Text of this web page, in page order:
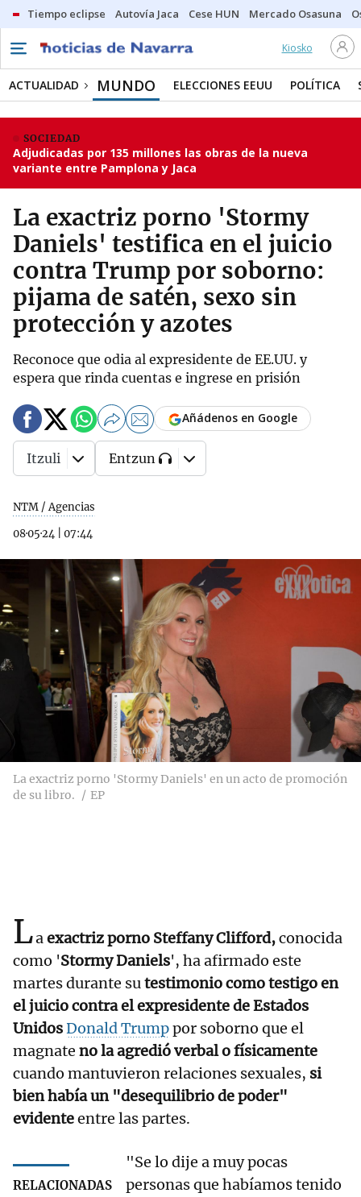
Tiempo eclipse Autovía Jaca Cese HUN Mercado Osasuna
Kiosko
ACTUALIDAD MUNDO ELECCIONES EEUU POLÍTICA
SOCIEDAD
Adjudicadas por 135 millones las obras de la nueva
variante entre Pamplona y Jaca
La exactriz porno 'Stormy
Daniels' testifica en el juicio
contra Trump por soborno:
pijama de satén, sexo sin
protección y azotes
Reconoce que odia al expresidente de EE.UU. y
espera que rinda cuentas e ingrese en prisión
NTM / Agencias
08·05·24
07:44
Añádenos en Google
Itzuli Entzun
La exactriz porno 'Stormy Daniels' en un acto de promoción
de su libro.
EP
Laexactriz porno Steffany Clifford,conocida
como 'Stormy Daniels', ha afirmado este
martes durante sutestimonio como testigo en
el juicio contra el expresidente de Estados
UnidosDonald Trumppor soborno que el
magnate no la agredió verbal o físicamente
cuando mantuvieron relaciones sexuales, si
bien había un "desequilibrio de poder"
evidenteentre las partes.
RELACIONADAS
"Se lo dije a muy pocas
personas que habíamos tenido